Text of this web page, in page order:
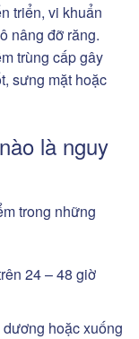
triển, vi khuẩn
nâng đỡ răng.
trùng cấp gây
sưng mặt hoặc
là nguy
trong những
24 – 48 giờ
hoặc xuống